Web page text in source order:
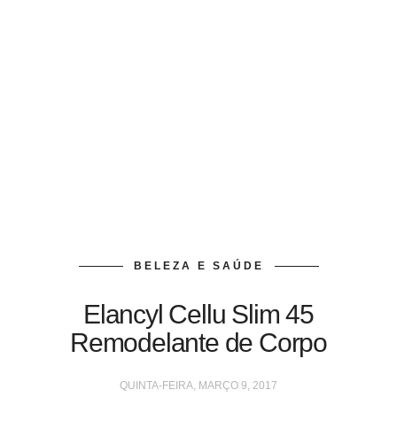
BELEZA E SAÚDE
Elancyl Cellu Slim 45
Remodelante de Corpo
QUINTA-FEIRA, MARÇO 9, 2017